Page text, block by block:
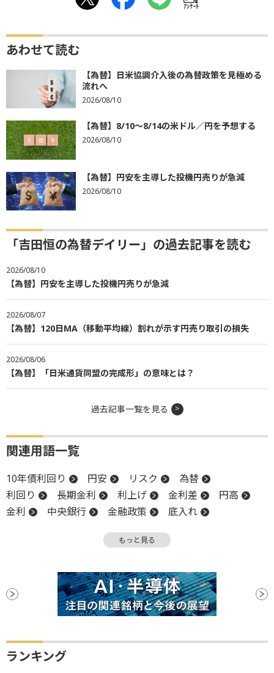
ｱﾝｹｰﾄ
あわせて読む
【為替】日米協調介入後の為替政策を見極める
流れへ
2026/08/10
【為替】8/10～8/14の米ドル／円を予想する
2026/08/10
【為替】円安を主導した投機円売りが急減
2026/08/10
「吉田恒の為替デイリー」の過去記事を読む
2026/08/10
【為替】円安を主導した投機円売りが急減
2026/08/07
【為替】120日MA（移動平均線）割れが示す円売り取引の損失
2026/08/06
【為替】「日米通貨同盟の完成形」の意味とは？
過去記事一覧を見る
関連用語一覧
10年債利回り 円安 リスク
為替
利回り
長期金利 利上げ 金利差
円高
金利
中央銀行 金融政策
底入れ
もっと見る
ランキング